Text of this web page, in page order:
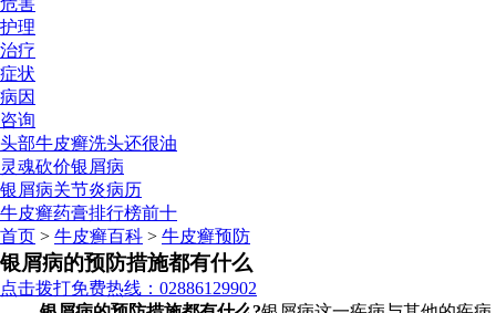
危害
护理
治疗
症状
病因
咨询
头部牛皮癣洗头还很油
灵魂砍价银屑病
银屑病关节炎病历
牛皮癣药膏排行榜前十
首页 > 牛皮癣百科 > 牛皮癣预防
银屑病的预防措施都有什么
点击拨打免费热线：02886129902